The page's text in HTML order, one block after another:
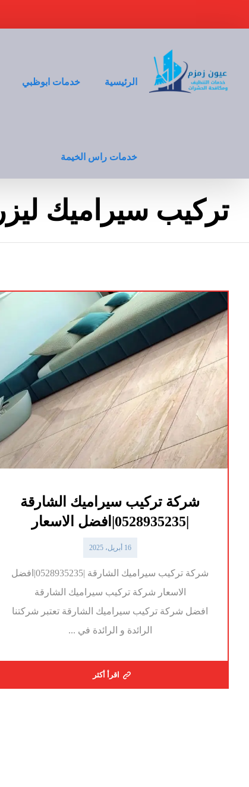
الرئيسية خدمات ابوظبي
خدمات راس الخيمة
تركيب سيراميك ليزر
شركة تركيب سيراميك الشارقة
|0528935235|افضل الاسعار
16 أبريل، 2025
شركة تركيب سيراميك الشارقة |0528935235|افضل
الاسعار شركة تركيب سيراميك الشارقة
افضل شركة تركيب سيراميك الشارقة تعتبر شركتنا
الرائدة و الرائدة في ...
اقرأ أكثر